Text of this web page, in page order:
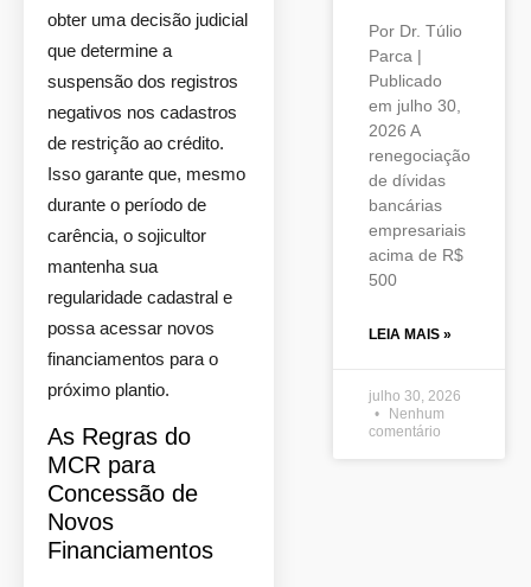
obter uma decisão judicial
que determine a
suspensão dos registros
negativos nos cadastros
de restrição ao crédito.
Isso garante que, mesmo
durante o período de
carência, o sojicultor
mantenha sua
regularidade cadastral e
possa acessar novos
financiamentos para o
próximo plantio.
As Regras do
MCR para
Concessão de
Novos
Financiamentos
Por Dr. Túlio
Parca |
Publicado
em julho 30,
2026 A
renegociação
de dívidas
bancárias
empresariais
acima de R$
500
LEIA MAIS »
julho 30, 2026
Nenhum
comentário